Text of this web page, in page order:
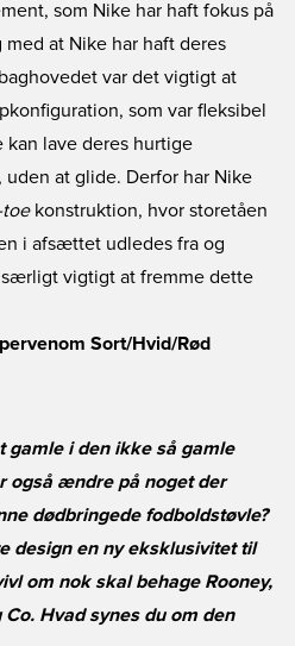
som Nike har haft fokus på
at Nike har haft deres
var det vigtigt at
som var fleksibel
kan lave deres hurtige
at glide. Derfor har Nike
toekonstruktion, hvor storetåen
i afsættet udledes fra og
vigtigt at fremme dette
Sort/Hvid/Rød
gamle i den ikke så gamle
også ændre på noget der
dødbringede fodboldstøvle?
design en ny eksklusivitet til
om nok skal behage Rooney,
Hvad synes du om den